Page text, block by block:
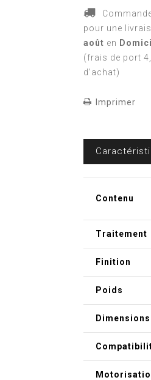
pour une
août en
(frais de port
d'achat)
Imprimer
Contenu
Traitement
Finition
Poids
Dimensions